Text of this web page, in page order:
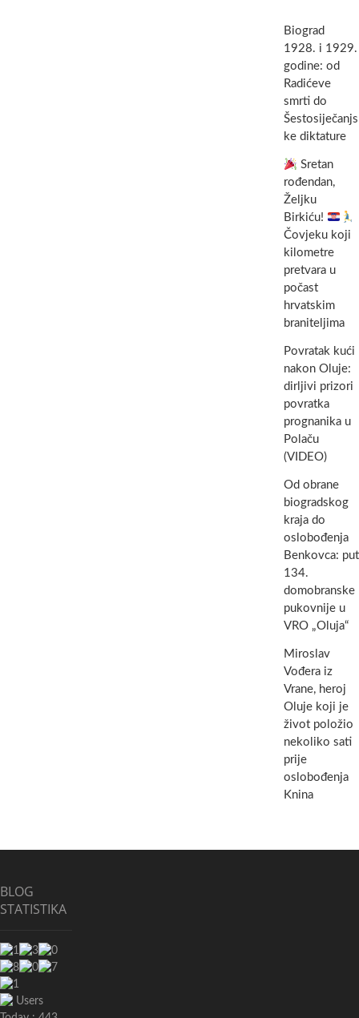
Biograd
1928. i 1929.
godine: od
Radićeve
smrti do
Šestosiječanjs
ke diktature
Sretan
rođendan,
Željku
Birkiću!
Čovjeku koji
kilometre
pretvara u
počast
hrvatskim
braniteljima
Povratak kući
nakon Oluje:
dirljivi prizori
povratka
prognanika u
Polaču
(VIDEO)
Od obrane
biogradskog
kraja do
oslobođenja
Benkovca: put
134.
domobranske
pukovnije u
VRO „Oluja“
Miroslav
Vođera iz
Vrane, heroj
Oluje koji je
život položio
nekoliko sati
prije
oslobođenja
Knina
BLOG
STATISTIKA
Users